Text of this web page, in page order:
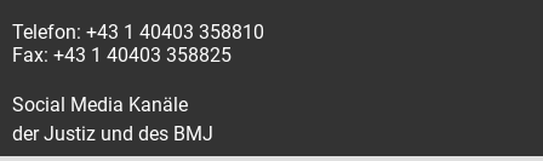
Telefon: +43 1 40403 358810
Fax: +43 1 40403 358825
Social Media Kanäle
der Justiz und des BMJ